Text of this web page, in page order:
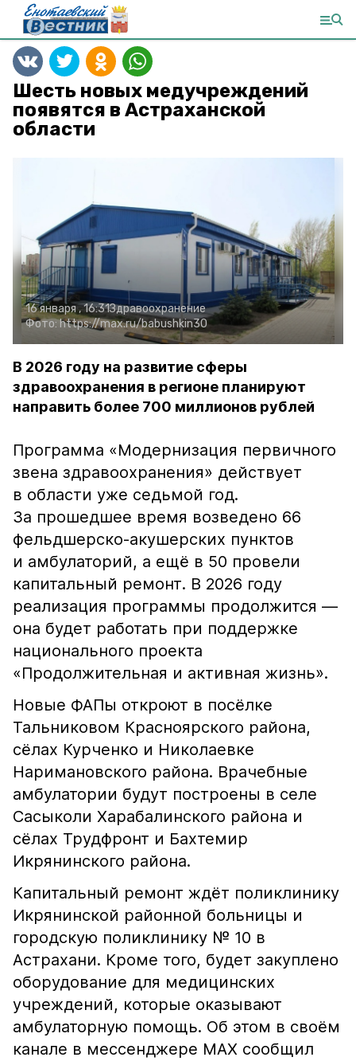
Шесть новых медучреждений
появятся в Астраханской
области
16 января , 16:31Здравоохранение
Фото:https://max.ru/babushkin30
В 2026 году на развитие сферы
здравоохранения в регионе планируют
направить более 700 миллионов рублей
Программа «Модернизация первичного
звена здравоохранения» действует
в области уже седьмой год.
За прошедшее время возведено 66
фельдшерско-акушерских пунктов
и амбулаторий, а ещё в 50 провели
капитальный ремонт. В 2026 году
реализация программы продолжится —
она будет работать при поддержке
национального проекта
«Продолжительная и активная жизнь».
Новые ФАПы откроют в посёлке
Тальниковом Красноярского района,
сёлах Курченко и Николаевке
Наримановского района. Врачебные
амбулатории будут построены в селе
Сасыколи Харабалинского района и
сёлах Трудфронт и Бахтемир
Икрянинского района.
Капитальный ремонт ждёт поликлинику
Икрянинской районной больницы и
городскую поликлинику № 10 в
Астрахани. Кроме того, будет закуплено
оборудование для медицинских
учреждений, которые оказывают
амбулаторную помощь. Об этом в своём
канале в мессенджере MAX сообщил